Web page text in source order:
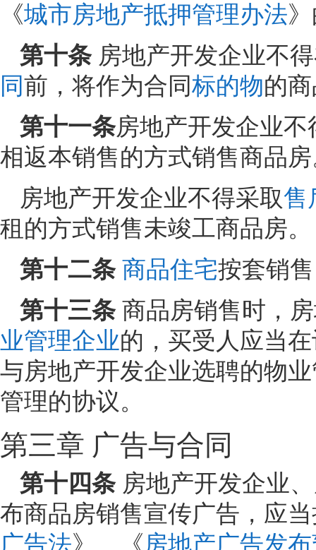
《城市房地产抵押管理办法
第十条 房地产开发企业不
同前，将作为合同标的物的
第十一条房地产开发企业
相返本销售的方式销售商品
房地产开发企业不得采取售
租的方式销售未竣工商品房。
第十二条 商品住宅按套销
第十三条 商品房销售时，
业管理企业的，买受人应当
与房地产开发企业选聘的物
管理的协议。
第三章 广告与合同
第十四条 房地产开发企业
布商品房销售宣传广告，应
广告法》、《房地产广告发